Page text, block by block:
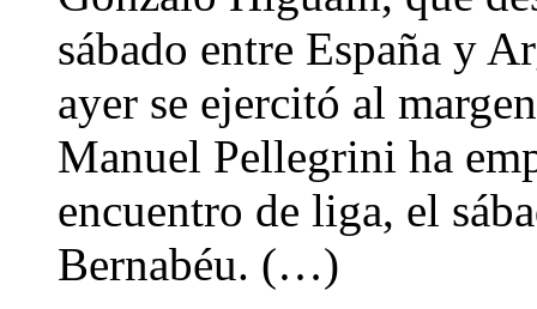
sábado entre España y
ayer se ejercitó al
Manuel Pellegrini ha
encuentro de liga, el
Bernabéu. (…)